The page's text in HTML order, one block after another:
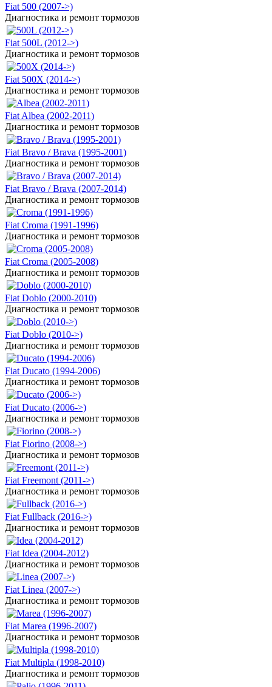
Fiat 500 (2007->)
Диагностика и ремонт тормозов
Fiat 500L (2012->)
Диагностика и ремонт тормозов
Fiat 500X (2014->)
Диагностика и ремонт тормозов
Fiat Albea (2002-2011)
Диагностика и ремонт тормозов
Fiat Bravo / Brava (1995-2001)
Диагностика и ремонт тормозов
Fiat Bravo / Brava (2007-2014)
Диагностика и ремонт тормозов
Fiat Croma (1991-1996)
Диагностика и ремонт тормозов
Fiat Croma (2005-2008)
Диагностика и ремонт тормозов
Fiat Doblo (2000-2010)
Диагностика и ремонт тормозов
Fiat Doblo (2010->)
Диагностика и ремонт тормозов
Fiat Ducato (1994-2006)
Диагностика и ремонт тормозов
Fiat Ducato (2006->)
Диагностика и ремонт тормозов
Fiat Fiorino (2008->)
Диагностика и ремонт тормозов
Fiat Freemont (2011->)
Диагностика и ремонт тормозов
Fiat Fullback (2016->)
Диагностика и ремонт тормозов
Fiat Idea (2004-2012)
Диагностика и ремонт тормозов
Fiat Linea (2007->)
Диагностика и ремонт тормозов
Fiat Marea (1996-2007)
Диагностика и ремонт тормозов
Fiat Multipla (1998-2010)
Диагностика и ремонт тормозов